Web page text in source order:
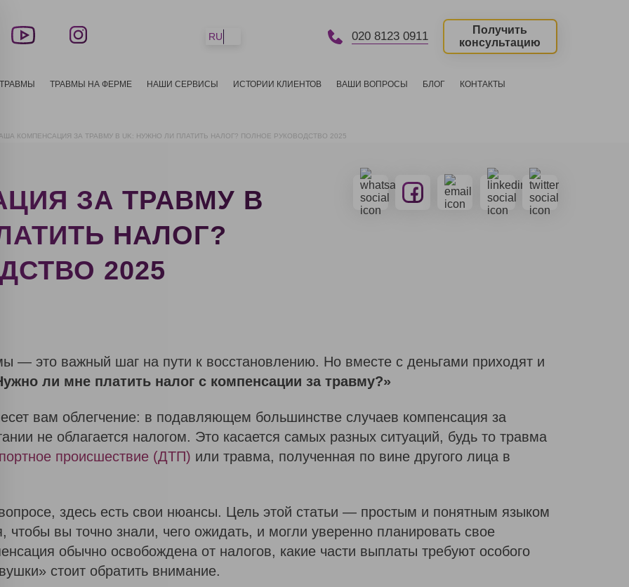
RU 020 8123 0911
Получить
консультацию
ТРАВМЫ НА ФЕРМЕ НАШИ СЕРВИСЫ ИСТОРИИ КЛИЕНТОВ ВАШИ ВОПРОСЫ БЛОГ КОНТАКТЫ
КОМПЕНСАЦИЯ ЗА ТРАВМУ В UK: НУЖНО ЛИ ПЛАТИТЬ НАЛОГ? ПОЛНОЕ РУКОВОДСТВО 2025
ЗА ТРАВМУ В
НАЛОГ?
2025
— это важный шаг на пути к восстановлению. Но вместе с деньгами приходят и
ли мне платить налог с компенсации за травму?»
вам облегчение: в подавляющем большинстве случаев компенсация за
не облагается налогом. Это касается самых разных ситуаций, будь то травма
происшествие (ДТП) или травма, полученная по вине другого лица в
здесь есть свои нюансы. Цель этой статьи — простым и понятным языком
чтобы вы точно знали, чего ожидать, и могли уверенно планировать свое
обычно освобождена от налогов, какие части выплаты требуют особого
стоит обратить внимание.